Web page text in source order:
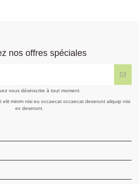
nos offres spéciales
vous désinscrire à tout moment.
elit minim nisi eu occaecat occaecat deserunt aliquip nisi
ex deserunt.